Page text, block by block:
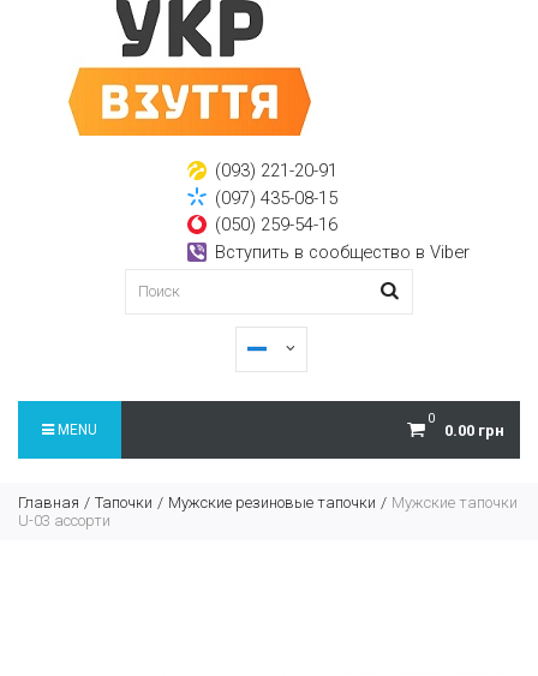
(093) 221-20-91
(097) 435-08-15
(050) 259-54-16
Вступить в сообщество в Viber
0
0.00 грн
MENU
Главная Тапочки Мужские резиновые тапочки
Мужские тапочки
U-03 ассорти